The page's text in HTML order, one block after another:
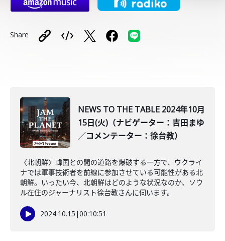
Share
NEWS TO THE TABLE 2024年10月
15日(火)（ナビゲーター：吉田まゆ
／コメンテーター：徐台教）
〈北朝鮮〉韓国との間の道路を爆破する一方で、ウクライ
ナでは軍事技術者を前線に参加させている可能性がある北
朝鮮。いったい今、北朝鮮はどのような状況なのか、ソウ
ル在住のジャーナリスト徐台教さんに伺います。
2024.10.15 |00:10:51